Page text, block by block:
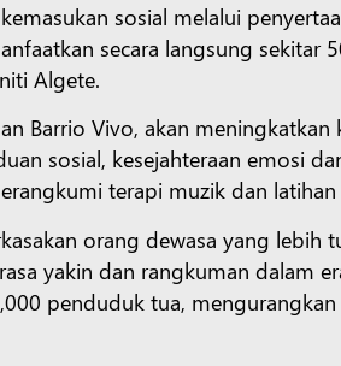
sosial melalui
secara langsung sekitar
Algete.
Barrio Vivo, akan meningkatkan
sosial, kesejahteraan emosi
terapi muzik dan
orang dewasa yang lebih
yakin dan rangkuman dalam
penduduk tua,